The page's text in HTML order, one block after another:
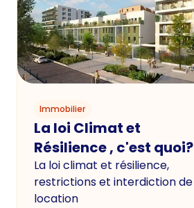
Immobilier
La loi Climat et
Résilience , c'est quoi?
La loi climat et résilience,
restrictions et interdiction de
location